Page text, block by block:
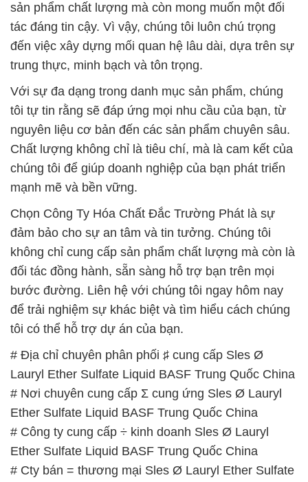
sản phẩm chất lượng mà còn mong muốn một đối
tác đáng tin cậy. Vì vậy, chúng tôi luôn chú trọng
đến việc xây dựng mối quan hệ lâu dài, dựa trên sự
trung thực, minh bạch và tôn trọng.
Với sự đa dạng trong danh mục sản phẩm, chúng
tôi tự tin rằng sẽ đáp ứng mọi nhu cầu của bạn, từ
nguyên liệu cơ bản đến các sản phẩm chuyên sâu.
Chất lượng không chỉ là tiêu chí, mà là cam kết của
chúng tôi để giúp doanh nghiệp của bạn phát triển
mạnh mẽ và bền vững.
Chọn Công Ty Hóa Chất Đắc Trường Phát là sự
đảm bảo cho sự an tâm và tin tưởng. Chúng tôi
không chỉ cung cấp sản phẩm chất lượng mà còn là
đối tác đồng hành, sẵn sàng hỗ trợ bạn trên mọi
bước đường. Liên hệ với chúng tôi ngay hôm nay
để trải nghiệm sự khác biệt và tìm hiểu cách chúng
tôi có thể hỗ trợ dự án của bạn.
# Địa chỉ chuyên phân phối ♯ cung cấp Sles Ø
Lauryl Ether Sulfate Liquid BASF Trung Quốc China
# Nơi chuyên cung cấp Σ cung ứng Sles Ø Lauryl
Ether Sulfate Liquid BASF Trung Quốc China
# Công ty cung cấp ÷ kinh doanh Sles Ø Lauryl
Ether Sulfate Liquid BASF Trung Quốc China
# Cty bán = thương mại Sles Ø Lauryl Ether Sulfate